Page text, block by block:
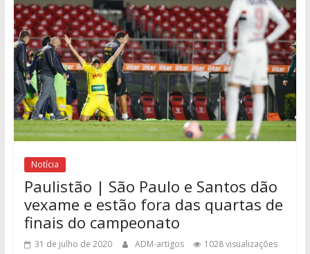
Notícia
Paulistão | São Paulo e Santos dão
vexame e estão fora das quartas de
finais do campeonato
31 de julho de 2020 ADM-artigos
1028 visualizações